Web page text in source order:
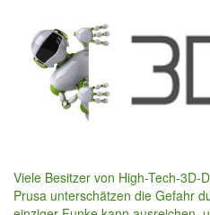
content
Viele Besitzer von High-Tech-3D-
Prusa unterschätzen die Gefahr